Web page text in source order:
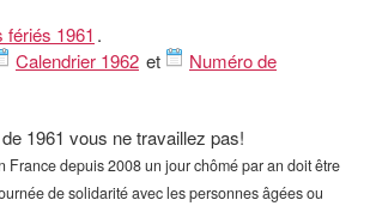
fériés 1961 .
Calendrier 1962 et
Numéro de
1961 vous ne travaillez pas!
France depuis 2008 un jour chômé par an doit être
de solidarité avec les personnes âgées ou